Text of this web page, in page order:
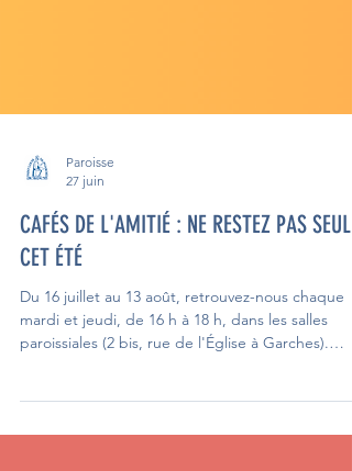
27 juin
CAFÉS DE L'AMITIÉ : NE RESTEZ PAS SEUL
CET ÉTÉ
Du 16 juillet au 13 août, retrouvez-nous chaque
convivial : jouer aux cartes, faire un Scrabble,